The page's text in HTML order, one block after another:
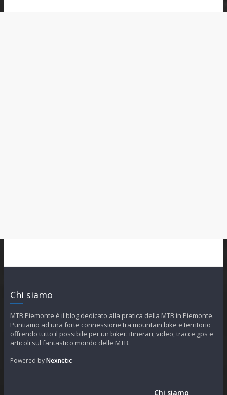
Chi siamo
MTB Piemonte è il blog dedicato alla pratica della MTB in Piemonte.
Puntiamo ad una forte connessione tra mountain bike e territorio
offrendo tutto il possibile per un biker: itinerari, video, tracce gps e
articoli sul fantastico mondo delle MTB.
Powered byNexnetic
Chi siamo